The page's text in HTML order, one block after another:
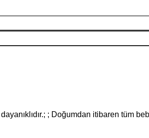
; Doğumdan itibaren tüm